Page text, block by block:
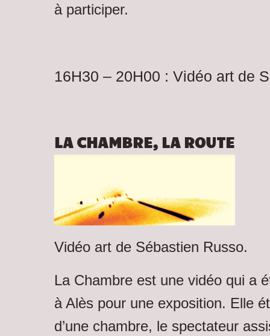
à participer.
16H30 – 20H00 : Vidéo art de
LA CHAMBRE, LA ROUTE
Vidéo art de Sébastien Russo.
La Chambre est une vidéo qui a
à Alès pour une exposition. Elle
d’une chambre, le spectateur